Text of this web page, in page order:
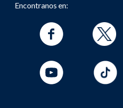
Encontranos en: